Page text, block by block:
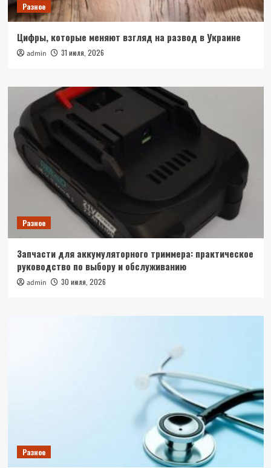
Разное
Цифры, которые меняют взгляд на развод в Украине
admin 31 июля, 2026
Разное
Запчасти для аккумуляторного триммера: практическое
руководство по выбору и обслуживанию
admin 30 июля, 2026
Разное